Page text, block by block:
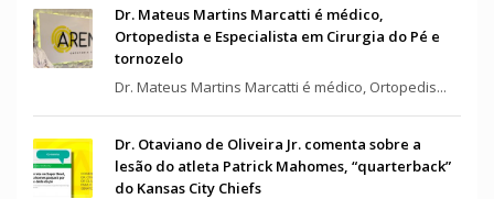
Dr. Mateus Martins Marcatti é médico,
Ortopedista e Especialista em Cirurgia do Pé e
tornozelo
Dr. Mateus Martins Marcatti é médico, Ortopedis...
Dr. Otaviano de Oliveira Jr. comenta sobre a
lesão do atleta Patrick Mahomes, “quarterback”
do Kansas City Chiefs